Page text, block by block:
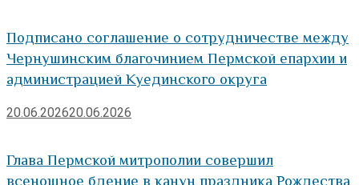
Подписано соглашение о сотрудничестве между
Чернушинским благочинием Пермской епархии и
администрацией Куединского округа
20.06.202620.06.2026
Глава Пермской митрополии совершил
всенощное бдение в канун праздника Рождества